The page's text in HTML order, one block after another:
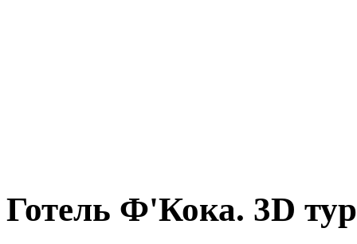
Готель Ф'Кока. 3D тур